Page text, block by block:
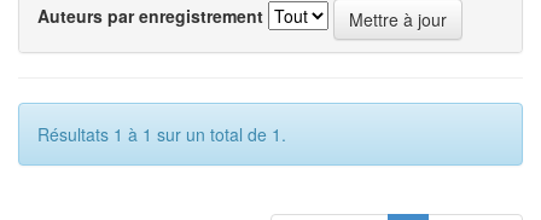
Auteurs par enregistrement
Résultats 1 à 1 sur un total de 1.